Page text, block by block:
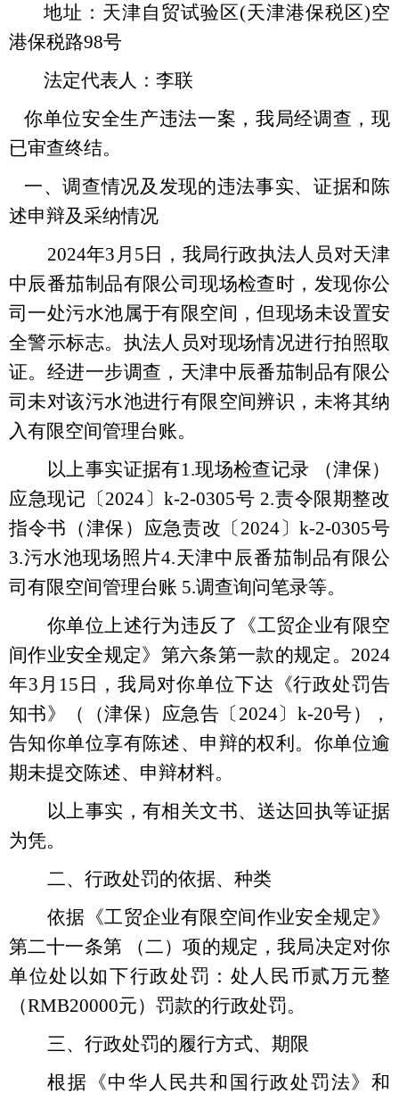
地址：天津自贸试验区(天津港保税区)空
港保税路98号
法定代表人：李联
你单位安全生产违法一案，我局经调查，现
已审查终结。
一、调查情况及发现的违法事实、证据和陈
述申辩及采纳情况
2024年3月5日，我局行政执法人员对天津
中辰番茄制品有限公司现场检查时，发现你公
司一处污水池属于有限空间，但现场未设置安
全警示标志。执法人员对现场情况进行拍照取
证。经进一步调查，天津中辰番茄制品有限公
司未对该污水池进行有限空间辨识，未将其纳
入有限空间管理台账。
以上事实证据有1.现场检查记录 （津保）
应急现记〔2024〕k-2-0305号 2.责令限期整改
指令书（津保）应急责改〔2024〕k-2-0305号
3.污水池现场照片4.天津中辰番茄制品有限公
司有限空间管理台账 5.调查询问笔录等。
你单位上述行为违反了《工贸企业有限空
间作业安全规定》第六条第一款的规定。2024
年3月15日，我局对你单位下达《行政处罚告
知书》（（津保）应急告〔2024〕k-20号），
告知你单位享有陈述、申辩的权利。 你单位逾
期未提交陈述、申辩材料。
以上事实，有相关文书、送达回执等证据
为凭。
二、行政处罚的依据、种类
依据《工贸企业有限空间作业安全规定》
第二十一条第 （二）项的规定，我局决定对你
单位处以如下行政处罚：处人民币贰万元整
（RMB20000元）罚款的行政处罚。
三、行政处罚的履行方式、期限
根据《中华人民共和国行政处罚法》和